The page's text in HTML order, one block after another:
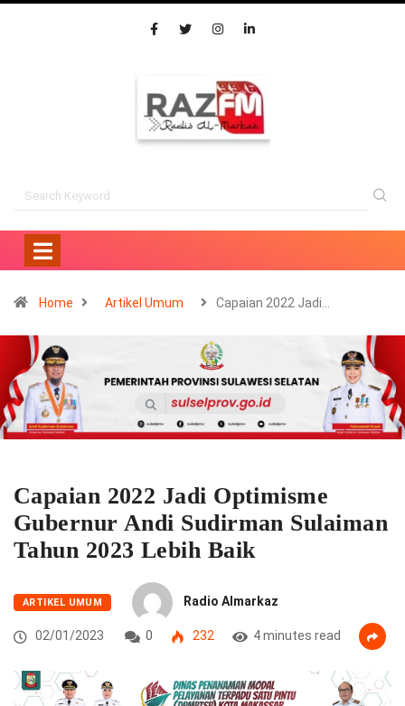
Home Artikel Umum Capaian 2022 Jadi…
Capaian 2022 Jadi Optimisme
Gubernur Andi Sudirman Sulaiman
Tahun 2023 Lebih Baik
ARTIKEL UMUM Radio Almarkaz
02/01/2023 0 232 4 minutes read